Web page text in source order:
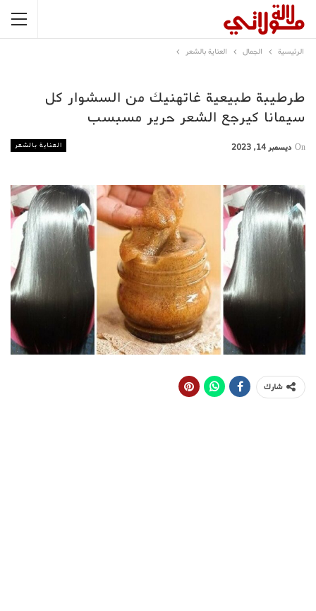
الرئيسية الجمال العناية بالشعر
طرطيبة طبيعية غاتهنيك من السشوار كل
سيمانا كيرجع الشعر حرير مسبسب
العناية بالشعر On ديسمبر 14, 2023
شارك